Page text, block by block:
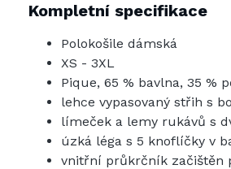
Kompletní specifikace
Polokošile dámská
XS - 3XL
Pique, 65 % bavlna, 35 %
lehce vypasovaný střih s
límeček a lemy rukávů s
úzká léga s 5 knoflíčky v
vnitřní průkrčník začištěn